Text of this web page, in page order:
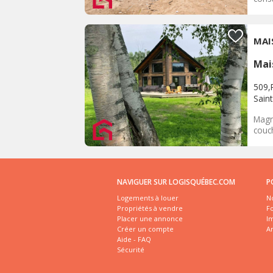
NAVIGUER SUR LOGISQUÉBEC.COM
Logements à louer
Propriétés à vendre
Placer une annonce
Créer un compte
Aide - FAQ
Sécurité